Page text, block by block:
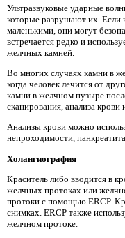
Ультразвуковые ударные
которые разрушают их. Если
маленькими, они могут
встречается редко и
желчных камней.
Во многих случаях камни в
когда человек лечится от
камни в желчном пузыре
сканирования, анализа крови
Анализы крови можно
непроходимости,
Холангиография
Краситель либо вводится в
желчных протоках или
протоки с помощью ERCP.
снимках. ERCP также
желчном протоке.